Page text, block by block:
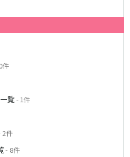
件
覧- 1件
2件
- 8件